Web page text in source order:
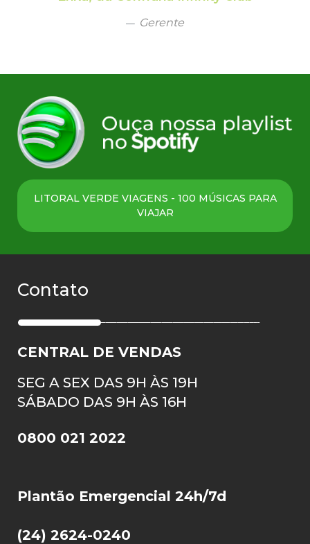
Gerente
LITORAL VERDE VIAGENS - 100 MÚSICAS PARA
VIAJAR
Contato
CENTRAL DE VENDAS
SEG A SEX DAS 9H ÀS 19H
SÁBADO DAS 9H ÀS 16H
0800 021 2022
Plantão Emergencial 24h/7d
(24) 2624-0240